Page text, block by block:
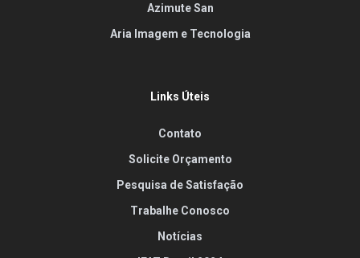
Azimute San
Aria Imagem e Tecnologia
Links Úteis
Contato
Solicite Orçamento
Pesquisa de Satisfação
Trabalhe Conosco
Notícias